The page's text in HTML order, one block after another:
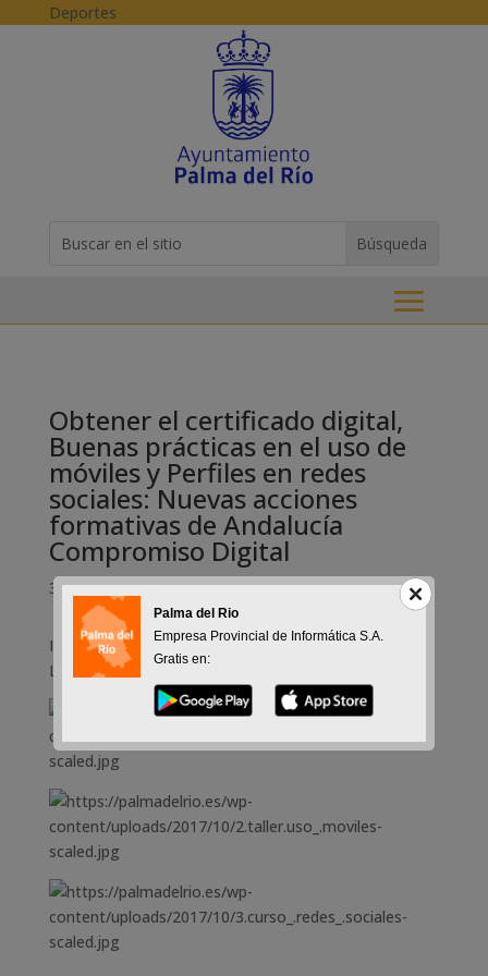
Skip to content
Deportes
for...
Obtener el certificado digital,
Buenas prácticas en el uso de
móviles y Perfiles en redes
sociales: Nuevas acciones
formativas de Andalucía
Compromiso Digital
31-10-2017
Inscripciones en la Delegación Municipal de Desarrollo
Local: 957644034 – desarrollolocal@palmadelrio.es
Palma del Rio
Empresa Provincial de Informática S.A.
Gratis en: